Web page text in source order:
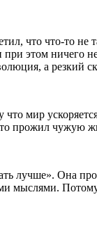
что что-то
этом ничего
а резкий
мир
прожил чужую
лучше». Она
мыслями. Потому